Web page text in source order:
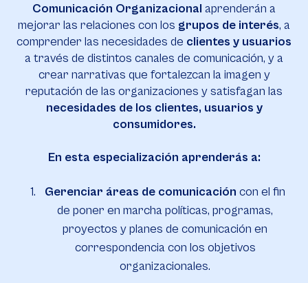
Comunicación Organizacional aprenderán a
mejorar las relaciones con los grupos de interés, a
comprender las necesidades de clientes y usuarios
a través de distintos canales de comunicación, y a
crear narrativas que fortalezcan la imagen y
reputación de las organizaciones y satisfagan las
necesidades de los clientes, usuarios y
consumidores.
En esta especialización aprenderás a:
Gerenciar áreas de comunicación con el fin
de poner en marcha políticas, programas,
proyectos y planes de comunicación en
correspondencia con los objetivos
organizacionales.